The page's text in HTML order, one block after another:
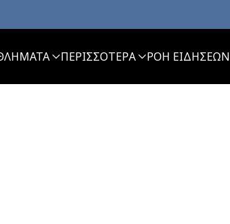
ΠΕΡΙΣΣΟΤΕΡΑ ΡΟΗ ΕΙΔΗΣΕΩΝ